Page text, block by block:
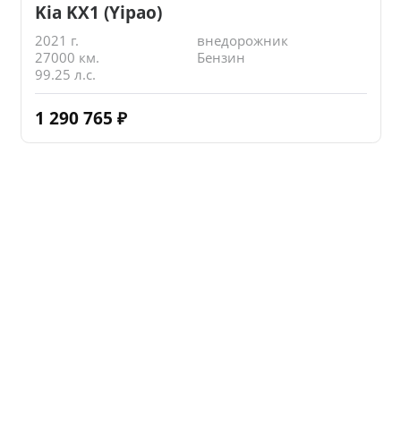
Kia KX1 (Yipao)
2021 г.
внедорожник
27000 км.
Бензин
99.25 л.с.
1 290 765 ₽